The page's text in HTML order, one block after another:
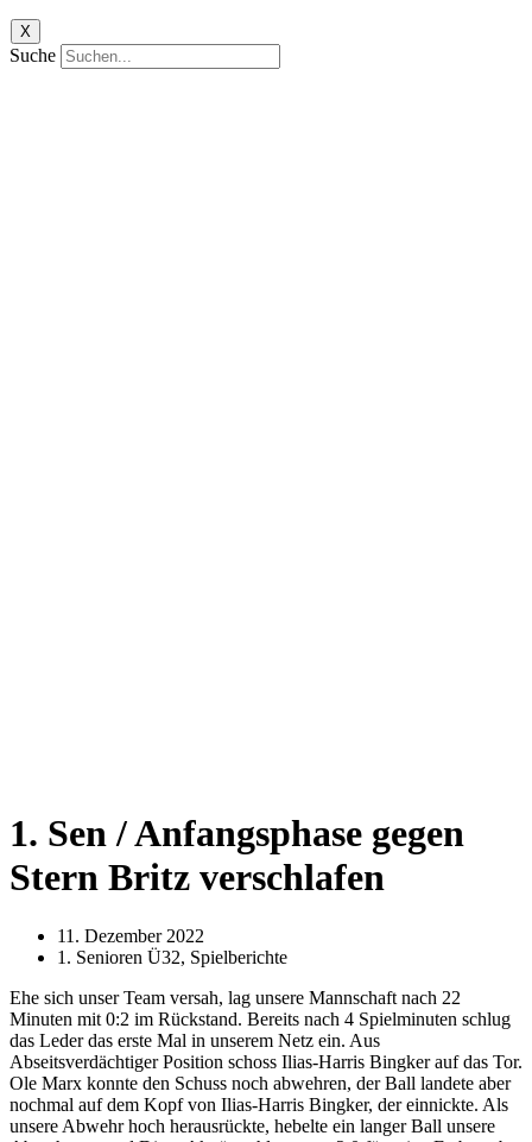
X
Suche
1. Sen / Anfangsphase gegen
Stern Britz verschlafen
11. Dezember 2022
1. Senioren Ü32, Spielberichte
Ehe sich unser Team versah, lag unsere Mannschaft nach 22
Minuten mit 0:2 im Rückstand. Bereits nach 4 Spielminuten schlug
das Leder das erste Mal in unserem Netz ein. Aus
Abseitsverdächtiger Position schoss Ilias-Harris Bingker auf das Tor.
Ole Marx konnte den Schuss noch abwehren, der Ball landete aber
nochmal auf dem Kopf von Ilias-Harris Bingker, der einnickte. Als
unsere Abwehr hoch herausrückte, hebelte ein langer Ball unsere